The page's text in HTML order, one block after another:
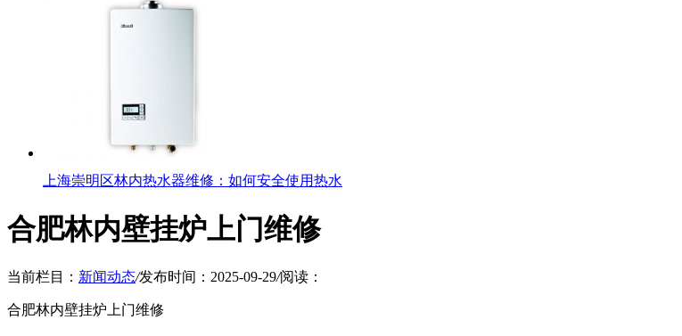
上海崇明区林内热水器维修：如何安全使用热水
合肥林内壁挂炉上门维修
当前栏目： 新闻动态/发布时间：2025-09-29/阅读：
合肥林内壁挂炉上门维修